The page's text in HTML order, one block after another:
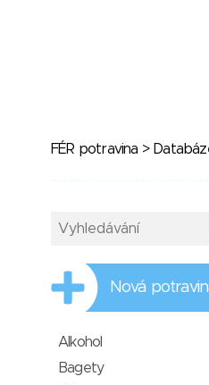
FÉR potravina >
Nová
Alkohol
Bagety